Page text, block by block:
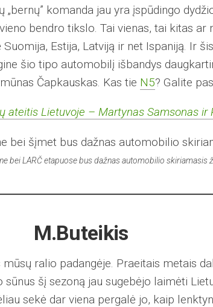
„bernų” komanda jau yra įspūdingo
bendro tikslo. Tai vienas, tai kitas ar
Estija, Latviją ir net Ispaniją. Ir
šio tipo automobilį išbandys
Čapkauskas. Kas tie N5? Galite
ateitis Lietuvoje – Martynas Samsonas ir
bei LARČ etapuose bus dažnas automobilio skiriamasis
M.Buteikis
ralio padangėje. Praeitais metais
šį sezoną jau sugebėjo laimėti
sekė dar viena pergalė jo, kaip